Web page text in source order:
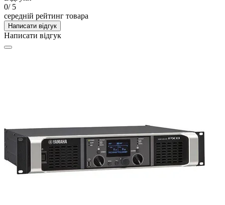
0/ 5
середній рейтинг товара
Написати відгук
Написати відгук